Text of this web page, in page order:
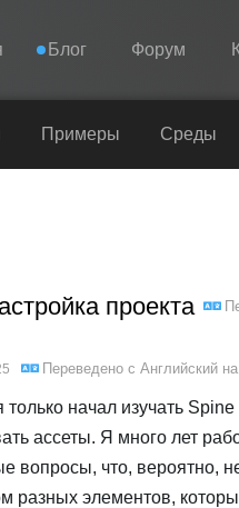
Блог Форум
Примеры Среды
проекта
Переведено с Английский на
только начал изучать
ассеты. Я много лет
вопросы, что, вероятно,
разных элементов,